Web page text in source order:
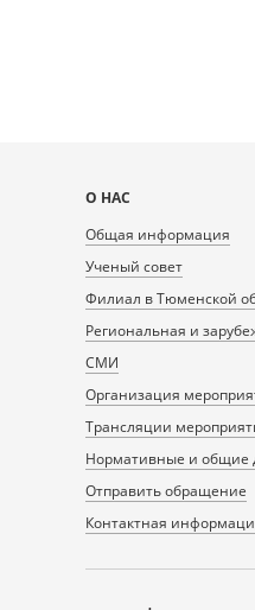
Карта
сайта
О НАС
Общая информация
Ученый совет
Филиал в Тюменской
Региональная и
СМИ
Организация
Трансляции
Нормативные и общие
Отправить обращение
Контактная